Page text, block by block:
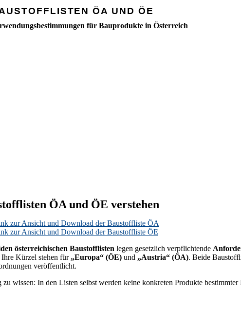
ÖA UND ÖE
für Bauprodukte in Österreich
ÖA und ÖE verstehen
zur Ansicht und Download der Baustoffliste ÖA
zur Ansicht und Download der Baustoffliste ÖE
österreichischen Baustofflisten legen gesetzlich verpflichtende
Kürzel stehen für „Europa“ (ÖE)und „Austria“ (ÖA). Beide
veröffentlicht.
zu wissen: In den Listen selbst werden keine konkreten Produkte bestimmter